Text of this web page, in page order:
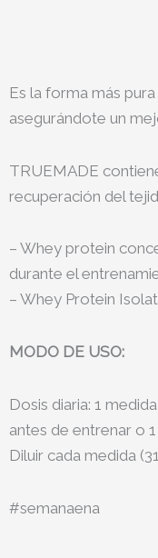
Es la forma más
asegurándote un
TRUEMADE
recuperación del
– Whey protein
durante el
– Whey Protein
MODO DE USO:
Dosis diaria: 1
antes de entrenar o
Diluir cada medida
#semanaena